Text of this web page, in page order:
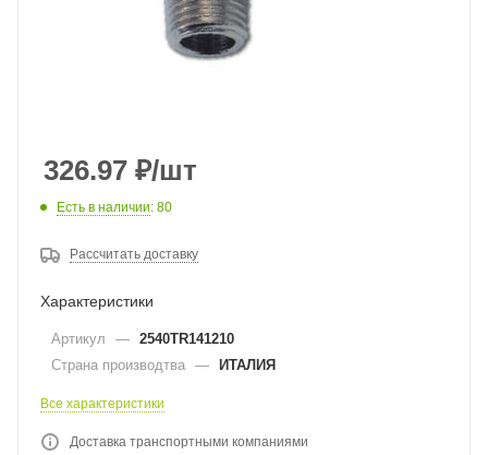
326.97 ₽/шт
Есть в наличии: 80
Рассчитать доставку
Характеристики
Артикул — 2540TR141210
Страна производтва — ИТАЛИЯ
Все характеристики
Доставка транспортными компаниями